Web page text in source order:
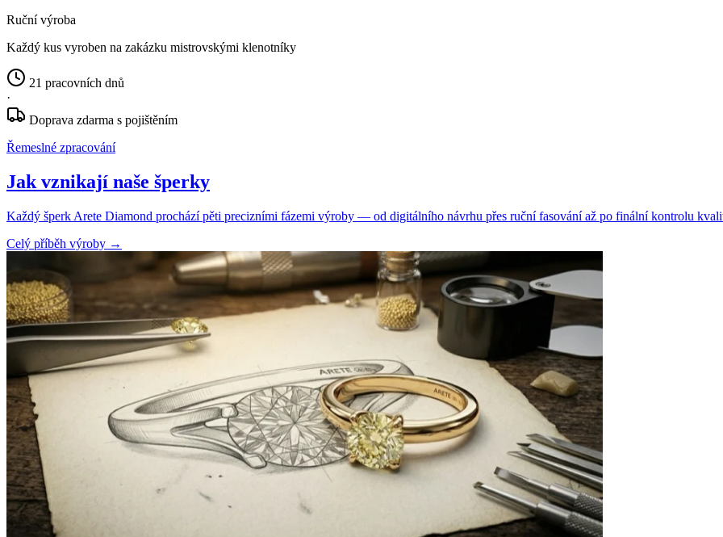
Ruční výroba
Každý kus vyroben na zakázku mistrovskými klenotníky
21 pracovních dnů
·
Doprava zdarma s pojištěním
Řemeslné zpracování
Jak vznikají naše šperky
Každý šperk Arete Diamond prochází pěti precizními fázemi výroby — od digitálního návrhu přes ruční fasování až po finální kontrolu
Celý příběh výroby →